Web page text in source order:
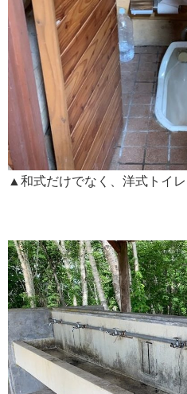
▲和式だけでなく、洋式トイレ